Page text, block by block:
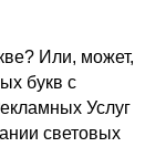
Или, может,
букв с
Услуг
световых